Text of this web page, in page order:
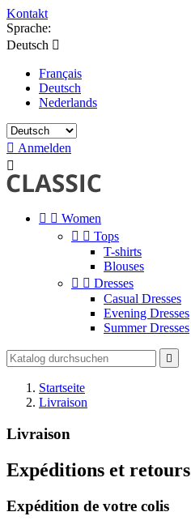
Kontakt
Sprache:
Deutsch 
Français
Deutsch
Nederlands
 Anmelden

  Women
  Tops
T-shirts
Blouses
  Dresses
Casual Dresses
Evening Dresses
Summer Dresses

Startseite
Livraison
Livraison
Expéditions et retours
Expédition de votre colis